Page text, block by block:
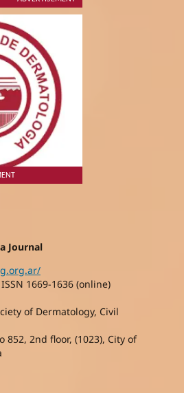
Journal
1669-1636 (online)
of Dermatology, Civil
852, 2nd floor, (1023), City of